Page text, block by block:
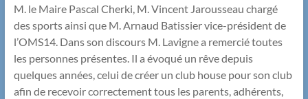
M. le Maire Pascal Cherki, M. Vincent Jarousseau chargé
des sports ainsi que M. Arnaud Batissier vice-président de
l’OMS14. Dans son discours M. Lavigne a remercié toutes
les personnes présentes. Il a évoqué un rêve depuis
quelques années, celui de créer un club house pour son club
afin de recevoir correctement tous les parents, adhérents,